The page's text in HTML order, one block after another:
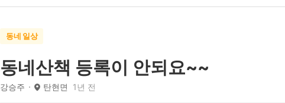
동네 일상
동네산책 등록이 안되요~~
강승주 탄현면 1년 전